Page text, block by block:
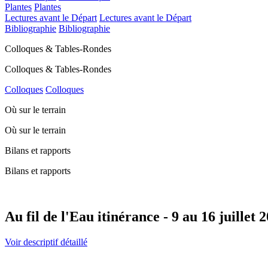
Plantes Plantes
Lectures avant le Départ Lectures avant le Départ
Bibliographie Bibliographie
Colloques & Tables-Rondes
Colloques & Tables-Rondes
Colloques Colloques
Où sur le terrain
Où sur le terrain
Bilans et rapports
Bilans et rapports
Au fil de l'Eau itinérance - 9 au 16 juillet
Voir descriptif détaillé